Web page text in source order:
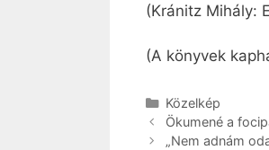
(Kránitz Mihály:
(A könyvek
Kategória
Közelkép
Ökumené a
„Nem adnám